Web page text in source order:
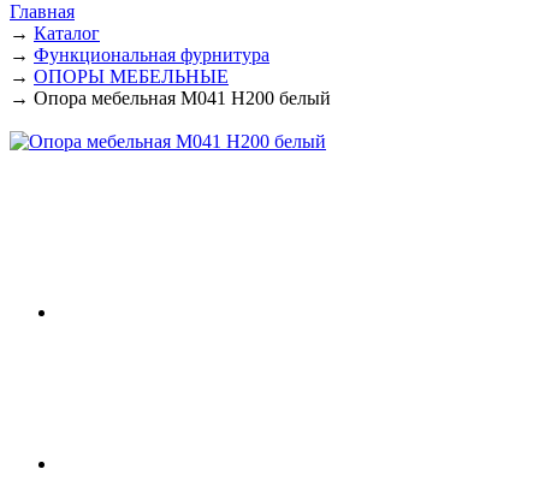
Главная
→ Каталог
→ Функциональная фурнитура
→ ОПОРЫ МЕБЕЛЬНЫЕ
→ Опора мебельная М041 H200 белый